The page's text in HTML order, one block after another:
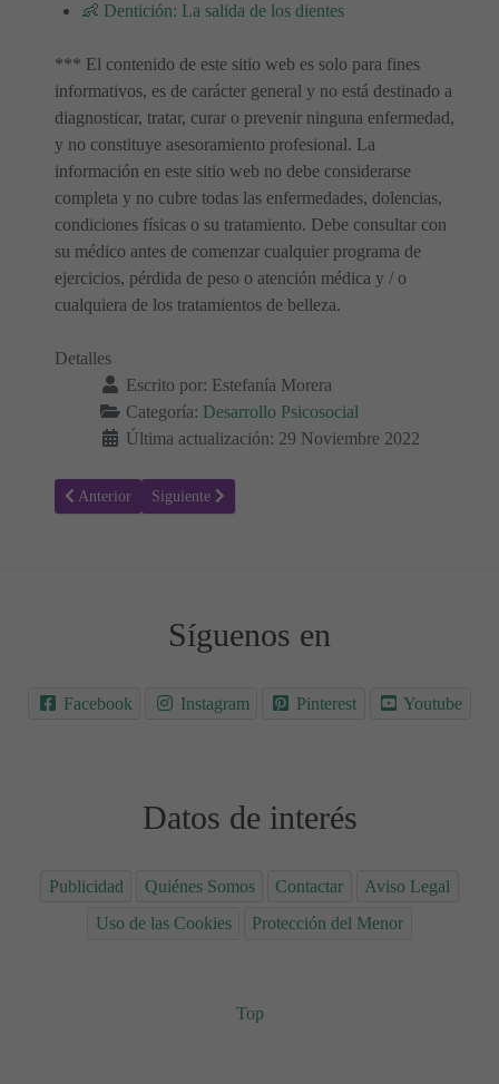
👶 Dentición: La salida de los dientes
*** El contenido de este sitio web es solo para fines
informativos, es de carácter general y no está destinado a
diagnosticar, tratar, curar o prevenir ninguna enfermedad,
y no constituye asesoramiento profesional. La
información en este sitio web no debe considerarse
completa y no cubre todas las enfermedades, dolencias,
condiciones físicas o su tratamiento. Debe consultar con
su médico antes de comenzar cualquier programa de
ejercicios, pérdida de peso o atención médica y / o
cualquiera de los tratamientos de belleza.
Detalles
Escrito por: Estefanía Morera
Categoría: Desarrollo Psicosocial
Última actualización: 29 Noviembre 2022
Artículo anterior: ¿Cómo son los Nacidos bajo el Signo zodiacal de
Anterior Artículo siguiente: ¿Cómo enseñar las horas a los
Siguiente
Síguenos en
Facebook Instagram Pinterest Youtube
Datos de interés
Publicidad Quiénes Somos Contactar
Aviso Legal
Uso de las Cookies
Protección del Menor
Top